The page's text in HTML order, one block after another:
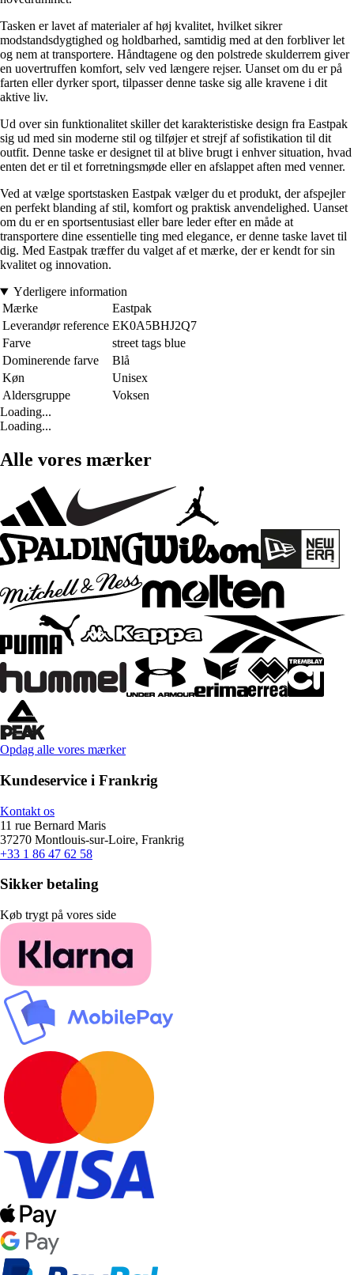
Tasken er lavet af materialer af høj kvalitet, hvilket sikrer
modstandsdygtighed og holdbarhed, samtidig med at den forbliver let
og nem at transportere. Håndtagene og den polstrede skulderrem giver
en uovertruffen komfort, selv ved længere rejser. Uanset om du er på
farten eller dyrker sport, tilpasser denne taske sig alle kravene i dit
aktive liv.
Ud over sin funktionalitet skiller det karakteristiske design fra Eastpak
sig ud med sin moderne stil og tilføjer et strejf af sofistikation til dit
outfit. Denne taske er designet til at blive brugt i enhver situation, hvad
enten det er til et forretningsmøde eller en afslappet aften med venner.
Ved at vælge sportstasken Eastpak vælger du et produkt, der afspejler
en perfekt blanding af stil, komfort og praktisk anvendelighed. Uanset
om du er en sportsentusiast eller bare leder efter en måde at
transportere dine essentielle ting med elegance, er denne taske lavet til
dig. Med Eastpak træffer du valget af et mærke, der er kendt for sin
kvalitet og innovation.
Yderligere information
Mærke
Eastpak
Leverandør reference EK0A5BHJ2Q7
Farve
street tags blue
Dominerende farve
Blå
Køn
Unisex
Aldersgruppe
Voksen
Loading...
Loading...
Alle vores mærker
Opdag alle vores mærker
Kundeservice i Frankrig
Kontakt os
11 rue Bernard Maris
37270 Montlouis-sur-Loire, Frankrig
+33 1 86 47 62 58
Sikker betaling
Køb trygt på vores side